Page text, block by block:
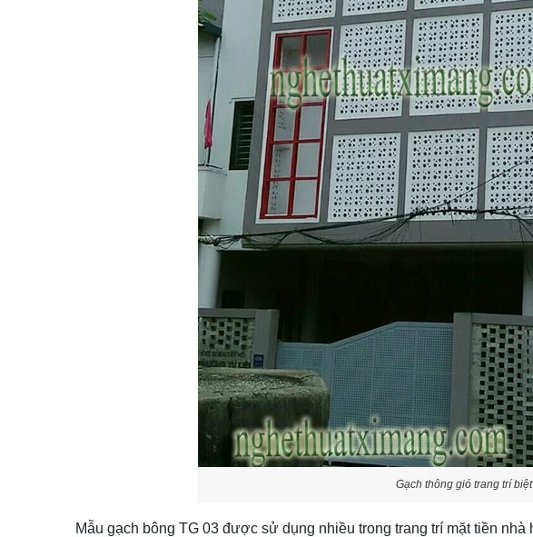
Gạch thông gió trang trí
Mẫu gạch bông TG 03 được sử dụng nhiều trong trang trí mặt tiền nhà